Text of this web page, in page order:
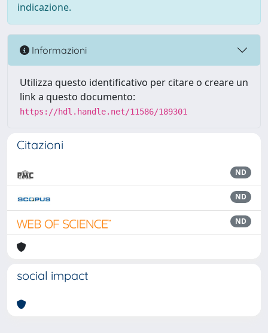
indicazione.
Informazioni
Utilizza questo identificativo per citare o creare un
link a questo documento:
https://hdl.handle.net/11586/189301
Citazioni
ND
ND
ND
social impact